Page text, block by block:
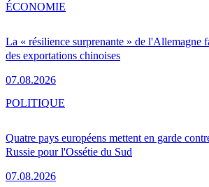
La « résilience surprenante » de l'Allemagne
des exportations chinoises
07.08.2026
ÉCONOMIE
Quatre pays européens mettent en garde
Russie pour l'Ossétie du Sud
07.08.2026
POLITIQUE